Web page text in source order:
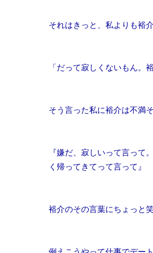
それはきっと、私よりも裕
「だって寂しくないもん。
そう言った私に裕介は不満
『嫌だ、寂しいって言って
く帰ってきてって言って』
裕介のその言葉にちょっと